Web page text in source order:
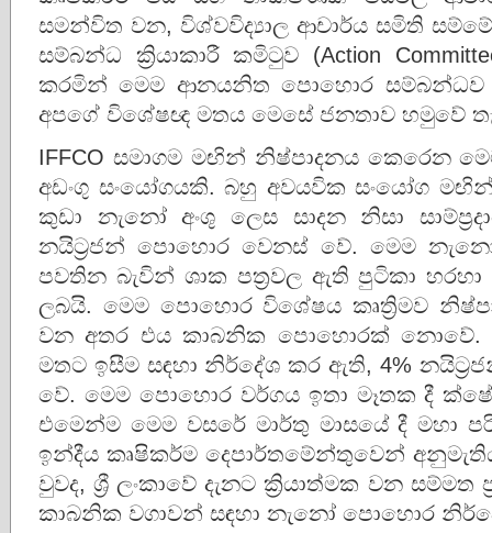
සමන්විත වන, විශ්වවිද්‍යාල ආචාර්ය සමිති
සම්බන්ධ ක්‍රියාකාරී කමිටුව (Action
කරමින් මෙම ආනයනිත පොහොර සම්බන්ධව
අපගේ විශේෂඥ මතය මෙසේ ජනතාව හමුවේ
IFFCO සමාගම මඟින් නිෂ්පාදනය කෙරෙන
අඩංගු සංයෝගයකි. බහු අවයවික සංයෝග
කුඩා නැනෝ අංශු ලෙස සාදන නිසා
නයිට්‍රජන් පොහොර වෙනස් වේ. මෙම නැනෝ
පවතින බැවින් ශාක පත්‍රවල ඇති පුටිකා
ලබයි. මෙම පොහොර විශේෂය කෘත්‍රිමව
වන අතර එය කාබනික පොහොරක් නොවේ.
මතට ඉසීම සඳහා නිර්දේශ කර ඇති, 4%
වේ. මෙම පොහොර වර්ගය ඉතා මෑතක දී
එමෙන්ම මෙම වසරේ මාර්තු මාසයේ දී මහා
ඉන්දීය කෘෂිකර්ම දෙපාර්තමේන්තුවෙන්
වුවද, ශ්‍රී ලංකාවේ දැනට ක්‍රියාත්මක වන සම්මත
කාබනික වගාවන් සඳහා නැනෝ පොහොර